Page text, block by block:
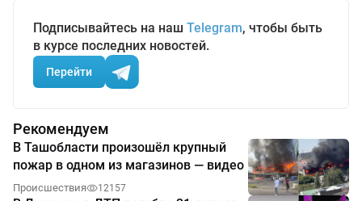
Подписывайтесь на наш Telegram, чтобы быть
в курсе последних новостей.
Перейти
Рекомендуем
В Ташобласти произошёл крупный
пожар в одном из магазинов — видео
Происшествия 12157